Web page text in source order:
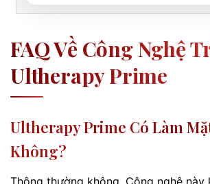
FAQ Về Công Nghệ
Ultherapy Prime
Ultherapy Prime Có Làm
Không?